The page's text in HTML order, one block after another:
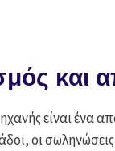
και
είναι ένα
οι